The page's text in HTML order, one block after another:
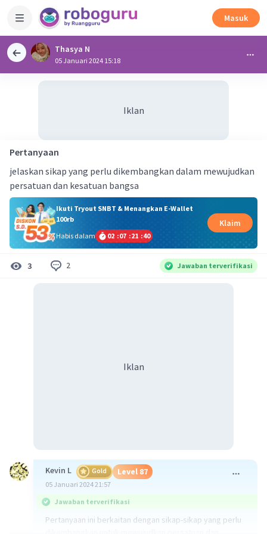
Masuk
Thasya N
05 Januari 2024 15:18
Iklan
Pertanyaan
jelaskan sikap yang perlu dikembangkan dalam mewujudkan
persatuan dan kesatuan bangsa
Ikuti Tryout SNBT & Menangkan E-Wallet
100rb
Habis dalam
02 :07 :21 :39
Klaim
3 2 Jawaban terverifikasi
Iklan
Kevin L Gold Level 87
05 Januari 2024 21:57
Jawaban terverifikasi
Pertanyaan ini berkaitan dengan sikap-sikap yang perlu